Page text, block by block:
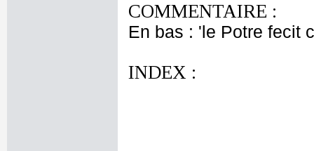
COMMENTAIRE :
En bas : 'le Potre fecit
INDEX :